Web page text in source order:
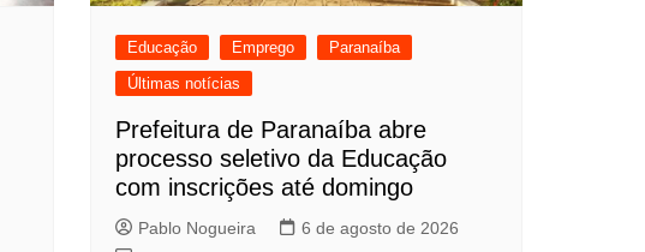
Educação Emprego
Paranaíba
Últimas notícias
Prefeitura de Paranaíba abre
processo seletivo da Educação
com inscrições até domingo
Pablo Nogueira
6 de agosto de 2026